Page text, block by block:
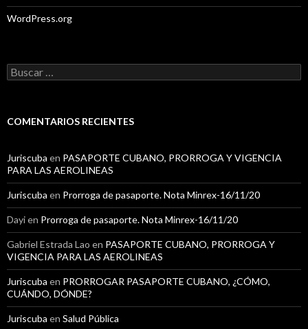
WordPress.org
B
u
a
COMENTARIOS RECIENTES
Juriscuba en PASAPORTE CUBANO, PRORROGA Y VIGENCIA
PARA LAS AEROLINEAS
Juriscuba en Prorroga de pasaporte. Nota Minrex-16/11/20
Dayien Prorroga de pasaporte. Nota Minrex-16/11/20
Gabriel Estrada Lao en PASAPORTE CUBANO, PRORROGA Y
VIGENCIA PARA LAS AEROLINEAS
Juriscuba en PRORROGAR PASAPORTE CUBANO, ¿CÓMO,
CUÁNDO, DÓNDE?
Juriscuba en Salud Pública